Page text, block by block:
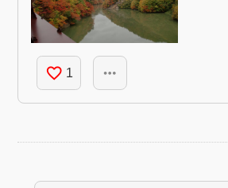
favorite_border 1 more_horiz